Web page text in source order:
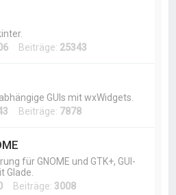
Beiträge: 25343
GUIs mit wxWidgets.
Beiträge: 7878
für GNOME und GTK+, GUI-
Glade.
Beiträge: 3008